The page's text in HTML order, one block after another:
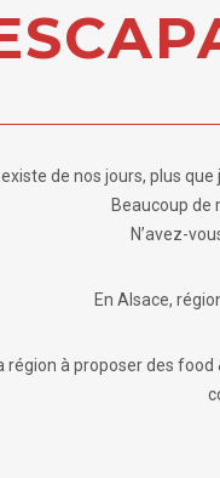
existe de nos jours, plus
Beaucoup de
N’avez-
En Alsace,
à proposer des